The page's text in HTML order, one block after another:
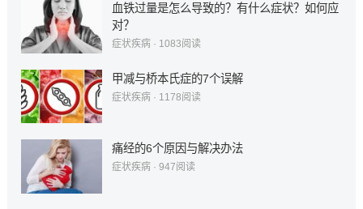
血铁过量是怎么导致的？有什么症状？如何应
对？
症状疾病· 1083阅读
甲减与桥本氏症的7个误解
症状疾病· 1178阅读
痛经的6个原因与解决办法
症状疾病· 947阅读